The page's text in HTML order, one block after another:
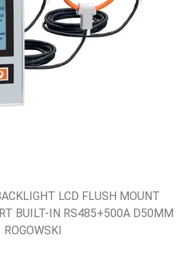
LCD FLUSH MOUNT
BUILT-IN RS485+500A D50MM
ROGOWSKI